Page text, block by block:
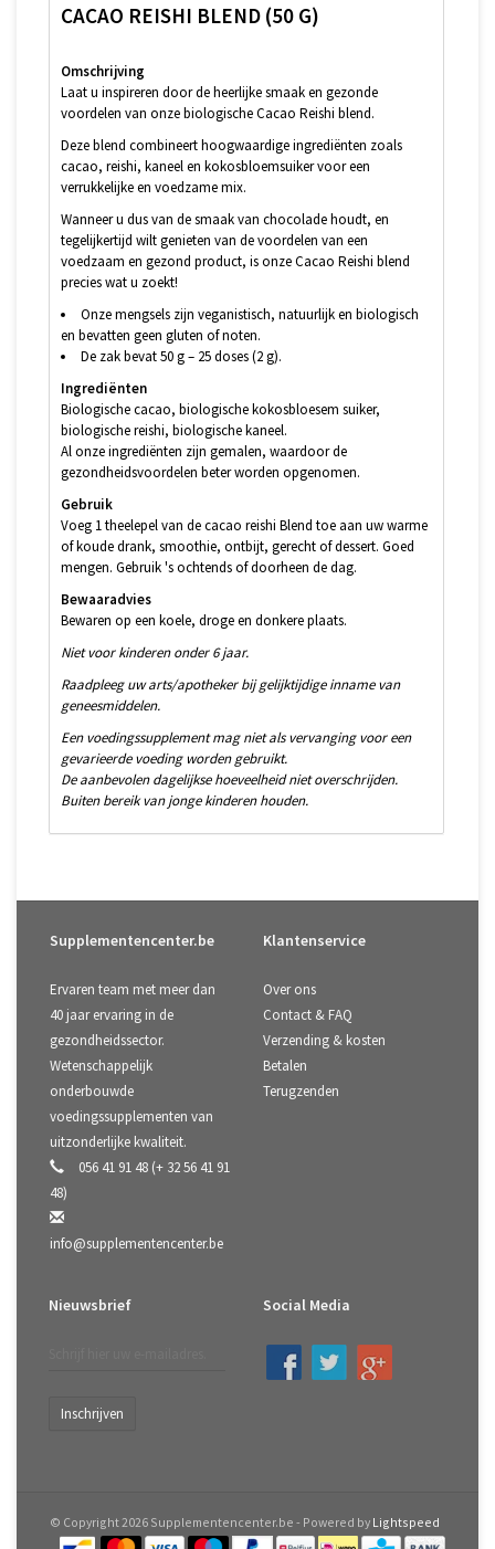
CACAO REISHI BLEND (50 G)
Omschrijving
Laat u inspireren door de heerlijke smaak en gezonde
voordelen van onze biologische Cacao Reishi blend.
Deze blend combineert hoogwaardige ingrediënten zoals
cacao, reishi, kaneel en kokosbloemsuiker voor een
verrukkelijke en voedzame mix.
Wanneer u dus van de smaak van chocolade houdt, en
tegelijkertijd wilt genieten van de voordelen van een
voedzaam en gezond product, is onze Cacao Reishi blend
precies wat u zoekt!
Onze mengsels zijn veganistisch, natuurlijk en biologisch
en bevatten geen gluten of noten.
De zak bevat 50 g – 25 doses (2 g).
Ingrediënten
Biologische cacao, biologische kokosbloesem suiker,
biologische reishi, biologische kaneel.
Al onze ingrediënten zijn gemalen, waardoor de
gezondheidsvoordelen beter worden opgenomen.
Gebruik
Voeg 1 theelepel van de cacao reishi Blend toe aan uw warme
of koude drank, smoothie, ontbijt, gerecht of dessert. Goed
mengen. Gebruik 's ochtends of doorheen de dag.
Bewaaradvies
Bewaren op een koele, droge en donkere plaats.
Niet voor kinderen onder 6 jaar.
Raadpleeg uw arts/apotheker bij gelijktijdige inname van
geneesmiddelen.
Een voedingssupplement mag niet als vervanging voor een
gevarieerde voeding worden gebruikt.
De aanbevolen dagelijkse hoeveelheid niet overschrijden.
Buiten bereik van jonge kinderen houden.
Supplementencenter.be
Ervaren team met meer dan
40 jaar ervaring in de
gezondheidssector.
Wetenschappelijk
onderbouwde
voedingssupplementen van
uitzonderlijke kwaliteit.
056 41 91 48 (+ 32 56 41 91
48)
info@supplementencenter.be
Klantenservice
Over ons
Contact & FAQ
Verzending & kosten
Betalen
Terugzenden
Nieuwsbrief
Inschrijven
Social Media
© Copyright 2026 Supplementencenter.be - Powered by Lightspeed